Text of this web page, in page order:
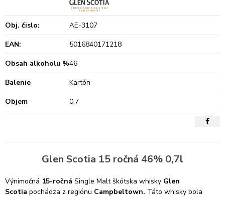
Obj. čislo:
AE-3107
EAN:
5016840171218
Obsah alkoholu %46
Balenie
Kartón
Objem
0.7
Glen Scotia 15 ročná 46% 0,7l
Výnimočná 15-ročná Single Malt škótska whisky Glen
Scotia pochádza z regiónu Campbeltown. Táto whisky bola